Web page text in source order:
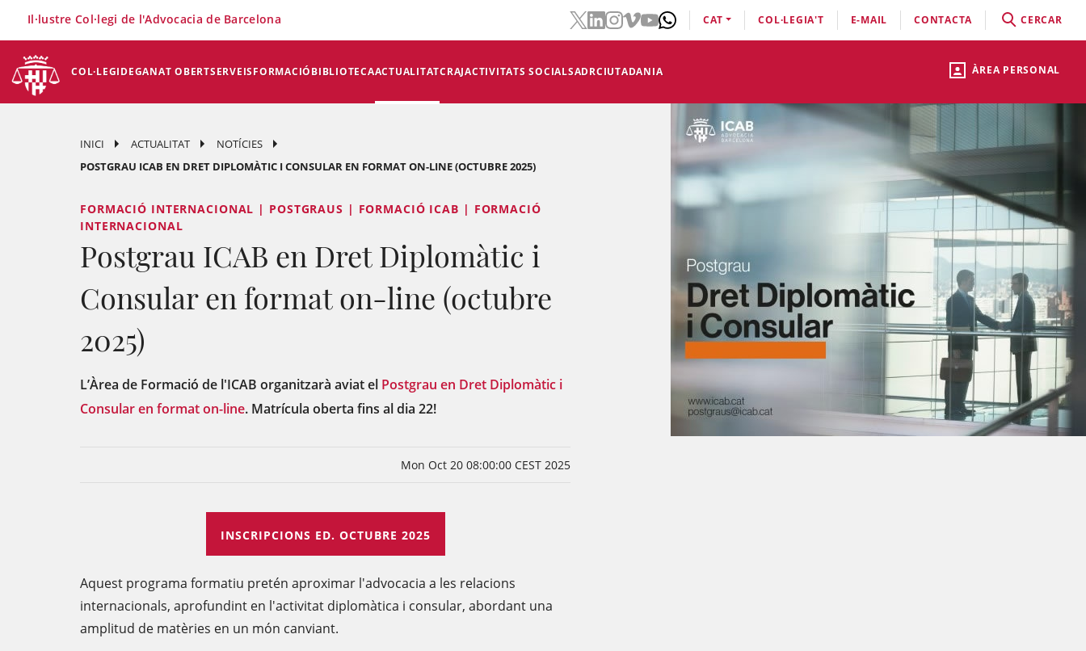
ÀREA PERSONAL
COL·LEGIDEGANAT OBERTSERVEISFORMACIÓBIBLIOTECAACTUALITATCRAJACTIVITATS SOCIALSADRCIUTADANIA
Il·lustre Col·legi de l'Advocacia de Barcelona CAT COL·LEGIA'T E-MAIL CONTACTA CERCAR
INICI ACTUALITAT
NOTÍCIES
POSTGRAU ICAB EN DRET DIPLOMÀTIC I CONSULAR EN FORMAT ON-LINE (OCTUBRE 2025)
FORMACIÓ INTERNACIONAL | POSTGRAUS | FORMACIÓ ICAB | FORMACIÓ
INTERNACIONAL
Postgrau ICAB en Dret Diplomàtic i
Consular en format on-line (octubre
2025)
L’Àrea de Formació de l'ICAB organitzarà aviat el Postgrau en Dret Diplomàtic i
Consular en format on-line. Matrícula oberta fins al dia 22!
Mon Oct 20 08:00:00 CEST 2025
INSCRIPCIONS ED. OCTUBRE 2025
Aquest programa formatiu pretén aproximar l'advocacia a les relacions
internacionals, aprofundint en l'activitat diplomàtica i consular, abordant una
amplitud de matèries en un món canviant.